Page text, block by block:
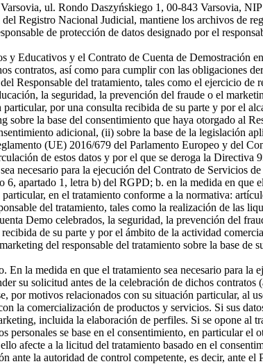
ul. Rondo Daszyńskiego 1, 00-843 Varsovia,
Registro Nacional Judicial, mantiene los archivos de
de protección de datos designado por el
Educativos y el Contrato de Cuenta de Demostración
contratos, así como para cumplir con las obligaciones
Responsable del tratamiento, tales como el ejercicio de
la seguridad, la prevención del fraude o el
por una consulta recibida de su parte y por el
la base del consentimiento que haya otorgado al
adicional, (ii) sobre la base de la legislación
(UE) 2016/679 del Parlamento Europeo y del
de estos datos y por el que se deroga la
necesario para la ejecución del Contrato de Servicios
apartado 1, letra b) del RGPD; b. en la medida en que
en el tratamiento conforme a la normativa:
del tratamiento, tales como la realización de las
Demo celebrados, la seguridad, la prevención del
de su parte y por el ámbito de la actividad
del responsable del tratamiento sobre la base
la medida en que el tratamiento sea necesario para la
su solicitud antes de la celebración de dichos
motivos relacionados con su situación particular, al
la comercialización de productos y servicios. Si sus
incluida la elaboración de perfiles. Si se opone al
personales se base en el consentimiento, en particular el
afecte a la licitud del tratamiento basado en el
ante la autoridad de control competente, es decir, ante